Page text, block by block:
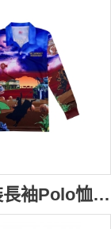
訂購男裝長袖Polo恤熱升華 訂製全件印花 澳洲農場 三粒鈕扣 熱升華供應商 100%Polyester P1479